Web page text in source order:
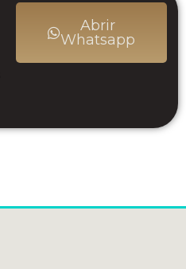
Abrir
Whatsapp